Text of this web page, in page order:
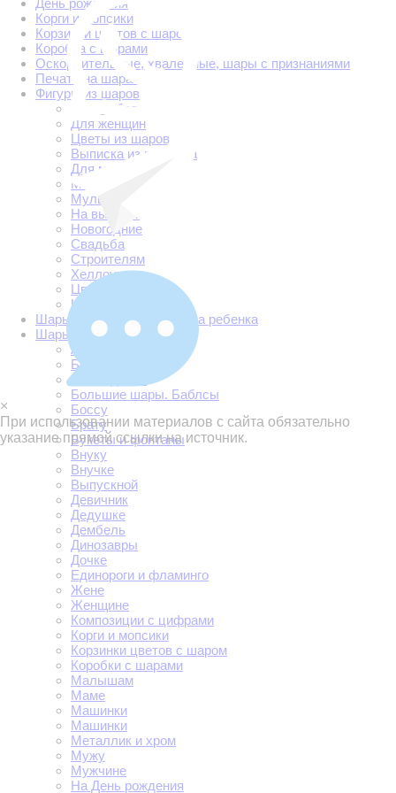
День рождения
Корги и мопсики
Корзинки цветов с шаром
Коробка с шарами
Оскорбительные, хвалебные, шары с признаниями
Печать на шарах
Фигуры из шаров
1 сентября
Для женщин
Цветы из шаров
Выписка из роддома
Для мужчин
Медицинские
Мультгерои
На выпускной
Новогодние
Свадьба
Строителям
Хеллоуин
Цветы из шаров
Шуточные
Шары на определение пола ребенка
Шары с гелием
Арки и гирлянды
Бабушке
Без надписи
Большие шары. Баблсы
Боссу
Брату
Букеты и фонтаны
Внуку
Внучке
Выпускной
Девичник
Дедушке
Дембель
Динозавры
Дочке
Единороги и фламинго
Жене
Женщине
Композиции с цифрами
Корги и мопсики
Корзинки цветов с шаром
Коробки с шарами
Малышам
Маме
Машинки
Машинки
Металлик и хром
Мужу
Мужчине
На День рождения
×
При использовании материалов с сайта обязательно
указание прямой ссылки на источник.